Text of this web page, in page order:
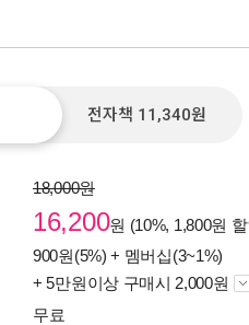
전자책 11,340원
18,000원
16,200원 (10%, 1,800원
900원(5%) + 멤버십(3~1%)
+ 5만원이상 구매시 2,000원
무료